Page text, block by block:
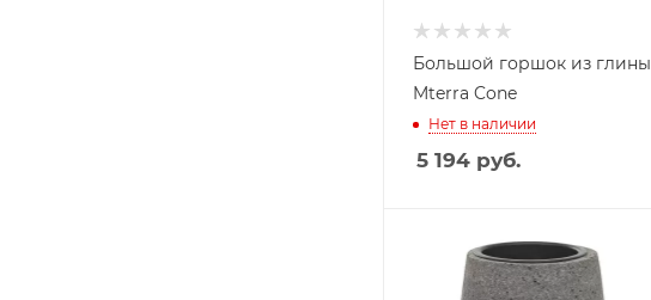
Большой горшок из глины
Mterra Cone
Нет в наличии
5 194 руб.